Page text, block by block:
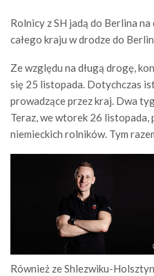
Rolnicy z SH jadą do Berlina
całego kraju w drodze do
Ze względu na długą drogę,
się 25 listopada. Dotychczas
prowadzące przez kraj. Dwa
Teraz, we wtorek 26
niemieckich rolników. Tym
Również ze Shlezwiku-